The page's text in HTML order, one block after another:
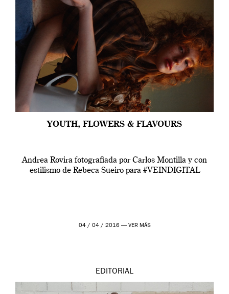
YOUTH, FLOWERS & FLAVOURS
Andrea Rovira fotografiada por Carlos Montilla y con
estilismo de Rebeca Sueiro para #VEINDIGITAL
04 / 04 / 2016 — VER MÁS
EDITORIAL